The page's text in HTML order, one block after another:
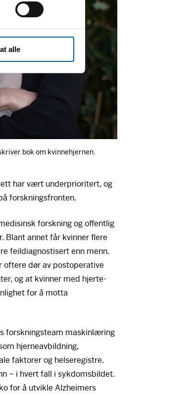
alle
bok om kvinnehjernen.
har vært underprioritert, og
forskningsfronten.
forskning og offentlig
Blant annet får kvinner flere
feildiagnostisert enn menn.
oftere dør av postoperative
og at kvinner med hjerte-
for å motta
forskningsteam maskinlæring
hjerneavbildning,
faktorer og helseregistre.
– i hvert fall i sykdomsbildet.
for å utvikle Alzheimers